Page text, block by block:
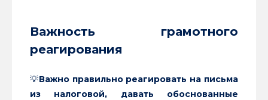
Важность грамотного
реагирования
💡Важно правильно реагировать на письма
из налоговой, давать обоснованные